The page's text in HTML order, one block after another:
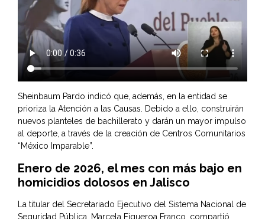
Sheinbaum Pardo indicó que, además, en la entidad se
prioriza la Atención a las Causas. Debido a ello, construirán
nuevos planteles de bachillerato y darán un mayor impulso
al deporte, a través de la creación de Centros Comunitarios
“México Imparable”.
Enero de 2026, el mes con más bajo en
homicidios dolosos en Jalisco
La titular del Secretariado Ejecutivo del Sistema Nacional de
Seguridad Pública, Marcela Figueroa Franco, compartió